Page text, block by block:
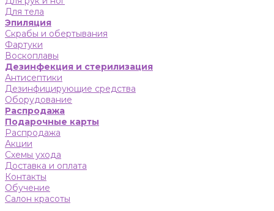
Для тела
Эпиляция
Скрабы и обертывания
Фартуки
Воскоплавы
Дезинфекция и стерилизация
Антисептики
Дезинфицирующие средства
Оборудование
Распродажа
Подарочные карты
Распродажа
Акции
Схемы ухода
Доставка и оплата
Контакты
Обучение
Салон красоты